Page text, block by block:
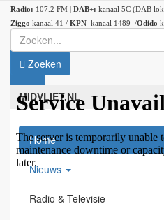
Radio: 107.2 FM | DAB+: kanaal 5C (DAB
Ziggo kanaal 41 / KPN kanaal 1489 /Odido
MIDVLIET.NL
Home
Nieuws
Radio & Televisie
Zoeken